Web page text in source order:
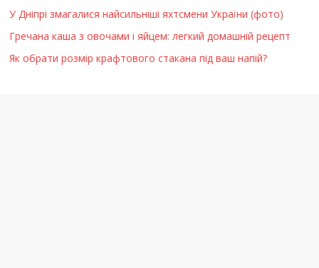
У Дніпрі змагалися найсильніші яхтсмени України (фото)
Гречана каша з овочами і яйцем: легкий домашній рецепт
Як обрати розмір крафтового стакана під ваш напій?